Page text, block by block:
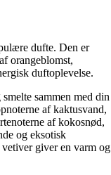
dufte. Den er
orangeblomst,
duftoplevelse.
sammen med din
af kaktusvand,
af kokosnød,
og eksotisk
giver en varm og